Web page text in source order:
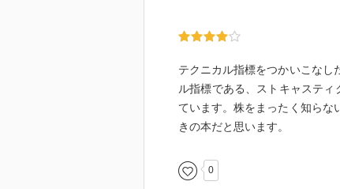
テクニカル指標をつかいこなし
ル指標である、ストキャステ
ています。株をまったく知らな
きの本だと思います。
0